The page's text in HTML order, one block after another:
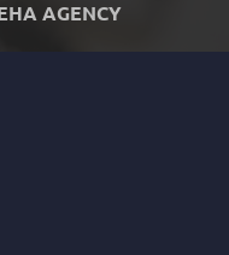
AGENCY